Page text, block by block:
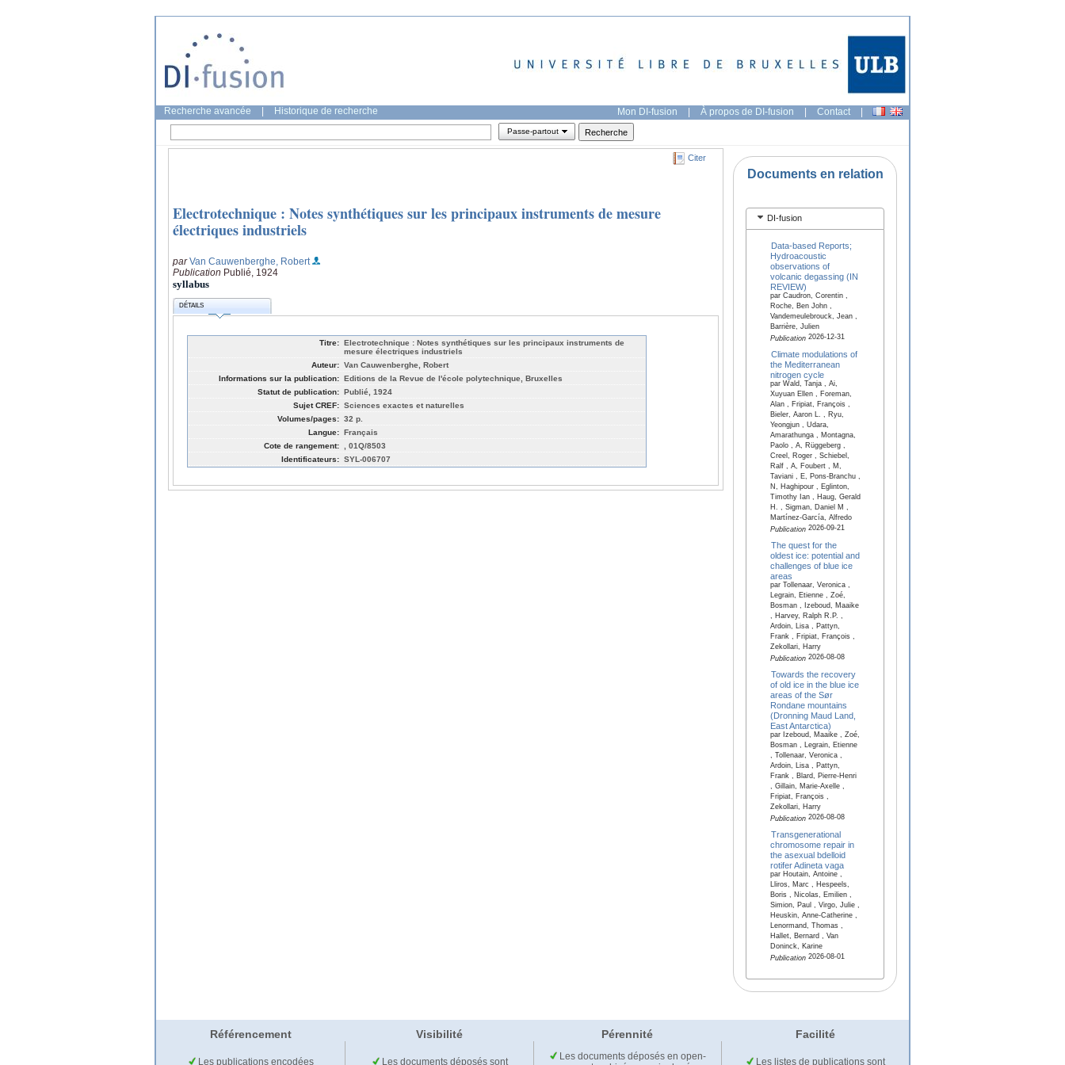
Recherche avancée Historique de recherche Mon DI-fusion | À propos de DI-fusion | Contact |
Passe-partout
Citer
Electrotechnique : Notes synthétiques sur les principaux instruments de mesure
électriques industriels
parVan Cauwenberghe, Robert
Publication Publié, 1924
syllabus
DÉTAILS
Titre: Electrotechnique : Notes synthétiques sur les principaux instruments de
mesure électriques industriels
Auteur: Van Cauwenberghe, Robert
Informations sur la publication: Editions de la Revue de l'école polytechnique, Bruxelles
Statut de publication: Publié, 1924
Sujet CREF: Sciences exactes et naturelles
Volumes/pages: 32 p.
Langue: Français
Cote de rangement:
, 01Q/8503
Identificateurs: SYL-006707
Documents en relation
DI-fusion
Data-based Reports;
Hydroacoustic
observations of
volcanic degassing (IN
REVIEW)
par Caudron, Corentin ,
Roche, Ben John ,
Vandemeulebrouck, Jean ,
Barrière, Julien
Publication2026-12-31
Climate modulations of
the Mediterranean
nitrogen cycle
par Wald, Tanja , Ai,
Xuyuan Ellen , Foreman,
Alan , Fripiat, François ,
Bieler, Aaron L. , Ryu,
Yeongjun , Udara,
Amarathunga , Montagna,
Paolo , A, Rüggeberg ,
Creel, Roger , Schiebel,
Ralf , A, Foubert , M,
Taviani , E, Pons-Branchu ,
N, Haghipour , Eglinton,
Timothy Ian , Haug, Gerald
H. , Sigman, Daniel M ,
Martínez-García, Alfredo
Publication2026-09-21
The quest for the
oldest ice: potential and
challenges of blue ice
areas
par Tollenaar, Veronica ,
Legrain, Etienne , Zoé,
Bosman , Izeboud, Maaike
, Harvey, Ralph R.P. ,
Ardoin, Lisa , Pattyn,
Frank , Fripiat, François ,
Zekollari, Harry
Publication2026-08-08
Towards the recovery
of old ice in the blue ice
areas of the Sør
Rondane mountains
(Dronning Maud Land,
East Antarctica)
par Izeboud, Maaike , Zoé,
Bosman , Legrain, Etienne
, Tollenaar, Veronica ,
Ardoin, Lisa , Pattyn,
Frank , Blard, Pierre-Henri
, Gillain, Marie-Axelle ,
Fripiat, François ,
Zekollari, Harry
Publication2026-08-08
Transgenerational
chromosome repair in
the asexual bdelloid
rotifer Adineta vaga
par Houtain, Antoine ,
Lliros, Marc , Hespeels,
Boris , Nicolas, Emilien ,
Simion, Paul , Virgo, Julie ,
Heuskin, Anne-Catherine ,
Lenormand, Thomas ,
Hallet, Bernard , Van
Doninck, Karine
Publication2026-08-01
Référencement Visibilité Pérennité Facilité
Les publications encodées Les documents déposés sont
Les documents déposés en open-
Les listes de publications sont